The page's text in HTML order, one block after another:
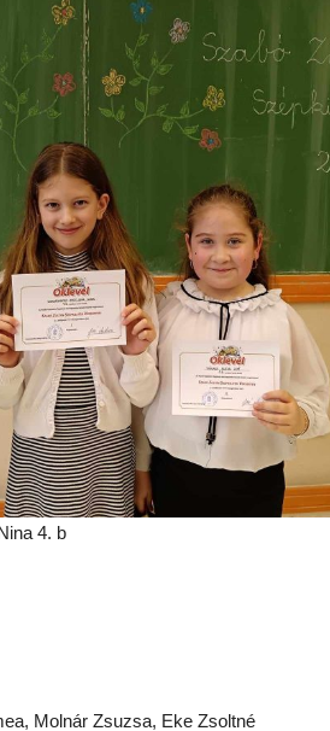
4. b
Molnár Zsuzsa, Eke Zsoltné